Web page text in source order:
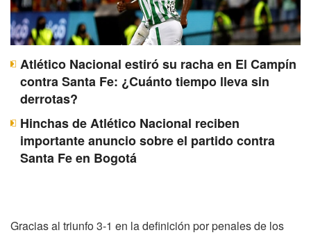
Atlético Nacional estiró su racha en El Campín
contra Santa Fe: ¿Cuánto tiempo lleva sin
derrotas?
Hinchas de Atlético Nacional reciben
importante anuncio sobre el partido contra
Santa Fe en Bogotá
Gracias al triunfo 3-1 en la definición por penales de los